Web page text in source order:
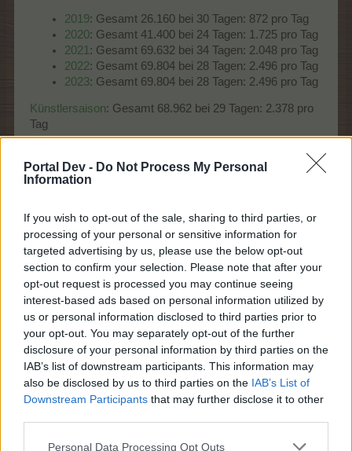
Portal Dev - Do Not Process My Personal
Information
If you wish to opt-out of the sale, sharing to third parties, or
processing of your personal or sensitive information for
targeted advertising by us, please use the below opt-out
section to confirm your selection. Please note that after your
opt-out request is processed you may continue seeing
interest-based ads based on personal information utilized by
us or personal information disclosed to third parties prior to
your opt-out. You may separately opt-out of the further
disclosure of your personal information by third parties on the
IAB’s list of downstream participants. This information may
also be disclosed by us to third parties on the IAB’s List of
Downstream Participants that may further disclose it to other
Personal Data Processing Opt Outs
2019: Gesamt 26.160 bei 30 Tagen: 872 pro Tag
2020: Gesamt 41.400 bei 24 Tagen: 1.725 pro Tag
2021 : Gesamt 69.632 bei 34 Tagen: 2.048 pro Tag
2022: Gesamt 69.804 bei 28 Tagen: 2.496 pro Tag
2023: Gesamt 69.804 bei 28 Tagen: 2.496 pro Tag
Künstlersaison: Gesamt 68.962 bei 29 Tagen: 2.378 pro
Tag
Ende: 12.06.2026 22:00
14.05. - 31.05. = 18 Tage
01.06. - 12.06. = 12 Tage
https://board-de.farmerama.com/threads/elysium-
saison.130670/
Nachtrag:
Zitat von -suzy-q:↑
69150
wie soll das gehen bei29möglichen Abgabetagen wären das